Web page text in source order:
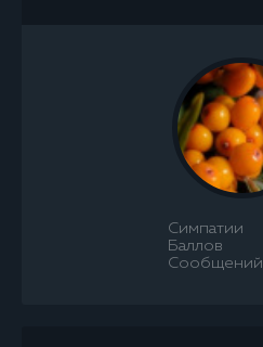
Симпатии
Баллов
Сообщений